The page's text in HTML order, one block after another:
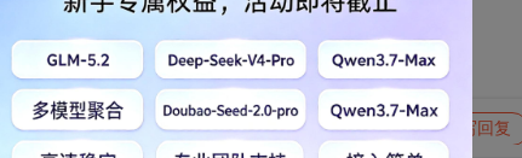
转发到动态 举报 写回复